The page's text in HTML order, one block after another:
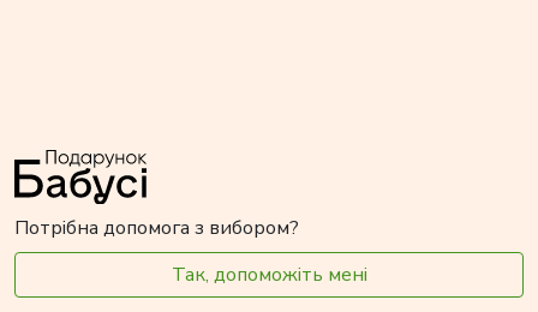
Потрібна допомога з вибором?
Так, допоможіть мені